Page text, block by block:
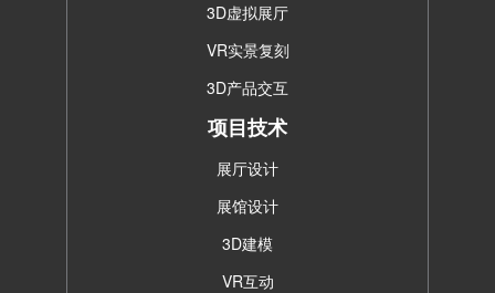
3D虚拟展厅
VR实景复刻
3D产品交互
项目技术
展厅设计
展馆设计
3D建模
VR互动